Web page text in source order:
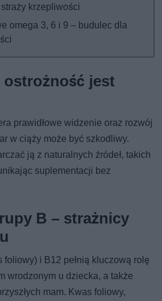
krzepliwości
omega 3, 6 i 9 – budulec dla
ostrożność jest
prawidłowe widzenie oraz rozwój
w ciąży może być szkodliwy.
ją z naturalnych źródeł, takich
suplementacji bez
B – strażnicy
foliowy) i B12 pełnią kluczową rolę
wrodzonym u dziecka, a także
mam. Kwas foliowy,